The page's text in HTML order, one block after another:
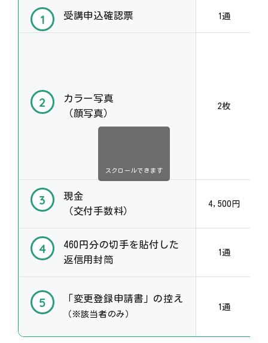
受講申込確認票 1通
カラー写真
（顔写真）
2枚
現金
（交付手数料）
4,500円
460円分の切手を貼付した
返信用封筒
1通
「変更登録申請書」の控え
（※該当者のみ）
1通
スクロールできます